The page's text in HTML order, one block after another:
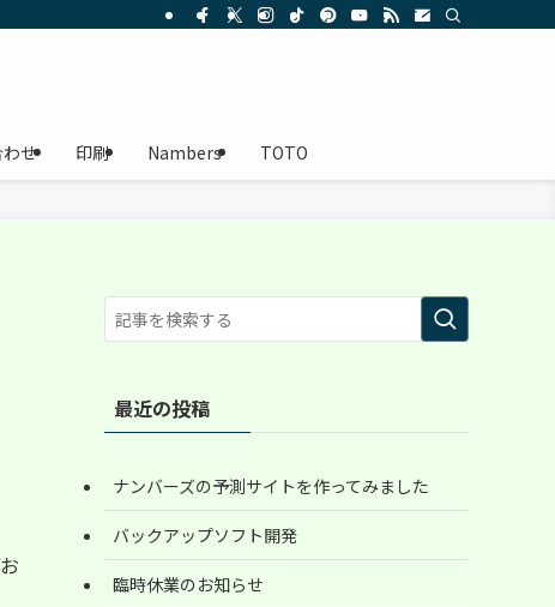
率化をサポートします。
せ 印刷 Nambers TOTO
最近の投稿
ナンバーズの予測サイトを作ってみました
バックアップソフト開発
臨時休業のお知らせ